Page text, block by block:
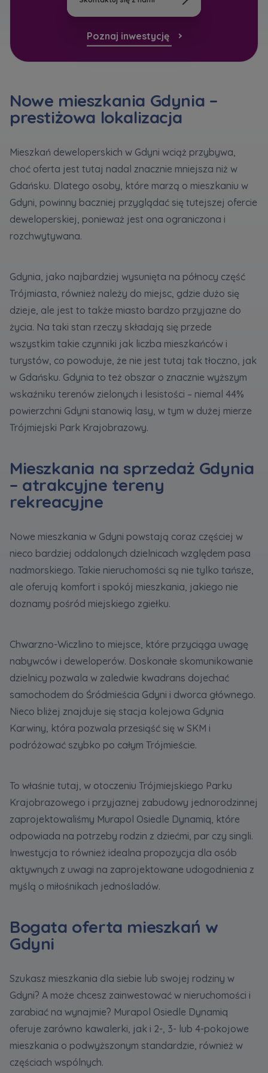
bezpieczeństwo... *
Rozwiń
Wyrażam zgodę na otrzymywanie informacji
Rozwiń
treści... *
Rozwiń
Wyślij
Poznaj inwestycję
Nowe mieszkania Gdynia –
prestiżowa lokalizacja
Mieszkań deweloperskich w Gdyni wciąż przybywa,
choć oferta jest tutaj nadal znacznie mniejsza niż w
Gdańsku. Dlatego osoby, które marzą o mieszkaniu w
Gdyni, powinny baczniej przyglądać się tutejszej ofercie
deweloperskiej, ponieważ jest ona ograniczona i
rozchwytywana.
Gdynia, jako najbardziej wysunięta na północy część
Trójmiasta, również należy do miejsc, gdzie dużo się
dzieje, ale jest to także miasto bardzo przyjazne do
życia. Na taki stan rzeczy składają się przede
wszystkim takie czynniki jak liczba mieszkańców i
turystów, co powoduje, że nie jest tutaj tak tłoczno, jak
w Gdańsku. Gdynia to też obszar o znacznie wyższym
wskaźniku terenów zielonych i lesistości – niemal 44%
powierzchni Gdyni stanowią lasy, w tym w dużej mierze
Trójmiejski Park Krajobrazowy.
Mieszkania na sprzedaż Gdynia
– atrakcyjne tereny
rekreacyjne
Nowe mieszkania w Gdyni powstają coraz częściej w
nieco bardziej oddalonych dzielnicach względem pasa
nadmorskiego. Takie nieruchomości są nie tylko tańsze,
ale oferują komfort i spokój mieszkania, jakiego nie
doznamy pośród miejskiego zgiełku.
Chwarzno-Wiczlino to miejsce, które przyciąga uwagę
nabywców i deweloperów. Doskonałe skomunikowanie
dzielnicy pozwala w zaledwie kwadrans dojechać
samochodem do Śródmieścia Gdyni i dworca głównego.
Nieco bliżej znajduje się stacja kolejowa Gdynia
Karwiny, która pozwala przesiąść się w SKM i
podróżować szybko po całym Trójmieście.
To właśnie tutaj, w otoczeniu Trójmiejskiego Parku
Krajobrazowego i przyjaznej zabudowy jednorodzinnej
zaprojektowaliśmy Murapol Osiedle Dynamiq, które
odpowiada na potrzeby rodzin z dziećmi, par czy singli.
Inwestycja to również idealna propozycja dla osób
aktywnych z uwagi na zaprojektowane udogodnienia z
myślą o miłośnikach jednośladów.
Bogata oferta mieszkań w
Gdyni
Szukasz mieszkania dla siebie lub swojej rodziny w
Gdyni? A może chcesz zainwestować w nieruchomości i
zarabiać na wynajmie? Murapol Osiedle Dynamiq
oferuje zarówno kawalerki, jak i 2-, 3- lub 4-pokojowe
mieszkania o podwyższonym standardzie, również w
częściach wspólnych.
Wyrażam wszystkie zgody
Informujemy, że w trosce o najwyższą jakość i
Rozwiń
Wyrażam zgodę na otrzymywanie informacji
handlowych od
Rozwiń
Każdej osobie przysługuje prawo dostępu do
treści swoich
Zawiadomienia o nabyciu lub posiadaniu znacznego
pakietu akcji proszę wysyłać na
notyfikacje@murapol.pl
Skontaktuj się z nami
Кожна особа має право отримати доступ до
своїх персональних... *
розширити
Зв’яжіться з нами